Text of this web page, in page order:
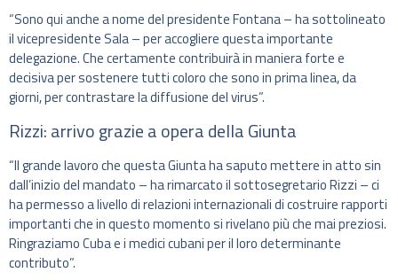
“Sono qui anche a nome del presidente Fontana – ha sottolineato
il vicepresidente Sala – per accogliere questa importante
delegazione. Che certamente contribuirà in maniera forte e
decisiva per sostenere tutti coloro che sono in prima linea, da
giorni, per contrastare la diffusione del virus”.
Rizzi: arrivo grazie a opera della Giunta
“Il grande lavoro che questa Giunta ha saputo mettere in atto sin
dall’inizio del mandato – ha rimarcato il sottosegretario Rizzi – ci
ha permesso a livello di relazioni internazionali di costruire rapporti
importanti che in questo momento si rivelano più che mai preziosi.
Ringraziamo Cuba e i medici cubani per il loro determinante
contributo”.